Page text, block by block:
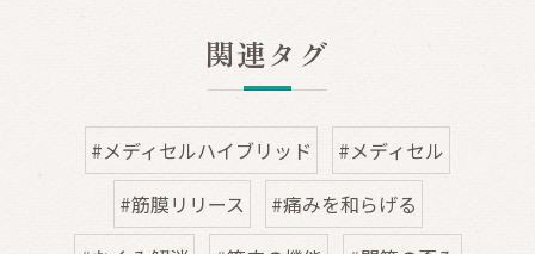
関連タグ
#メディセルハイブリッド
#メディセル
#筋膜リリース
#痛みを和らげる